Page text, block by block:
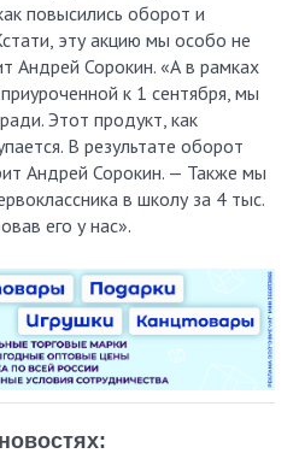
повысились оборот и
эту акцию мы особо не
Андрей Сорокин. «А в рамках
к 1 сентября, мы
Этот продукт, как
В результате оборот
Андрей Сорокин. — Также мы
в школу за 4 тыс.
его у нас».